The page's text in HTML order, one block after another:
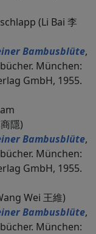
(Li Bai 李
Bambusblüte,
München:
GmbH, 1955.
隱)
Bambusblüte,
München:
GmbH, 1955.
Wei 王維)
Bambusblüte,
München: